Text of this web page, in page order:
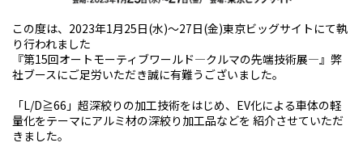
この度は、2023年1月25日(水)～27日(金)東京ビッグサイトにて執
り行われました
『第15回オートモーティブワールド―クルマの先端技術展―』弊
社ブースにご足労いただき誠に有難うございました。
「L/D≧66」超深絞りの加工技術をはじめ、EV化による車体の軽
量化をテーマにアルミ材の深絞り加工品などを 紹介させていただ
きました。